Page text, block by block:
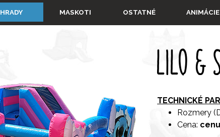
HRADY ▼
MASKOTI ▼
OSTATNÉ ▼
ANIMÁCIE
LILO &
TECHNICKÉ
Rozmery
Cena: